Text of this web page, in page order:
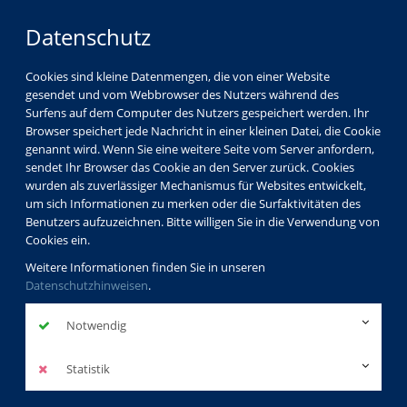
Datenschutz
Cookies sind kleine Datenmengen, die von einer Website
gesendet und vom Webbrowser des Nutzers während des
Surfens auf dem Computer des Nutzers gespeichert werden. Ihr
Browser speichert jede Nachricht in einer kleinen Datei, die Cookie
genannt wird. Wenn Sie eine weitere Seite vom Server anfordern,
sendet Ihr Browser das Cookie an den Server zurück. Cookies
wurden als zuverlässiger Mechanismus für Websites entwickelt,
um sich Informationen zu merken oder die Surfaktivitäten des
Benutzers aufzuzeichnen. Bitte willigen Sie in die Verwendung von
Cookies ein.
Weitere Informationen finden Sie in unseren
Datenschutzhinweisen.
Notwendig
Statistik